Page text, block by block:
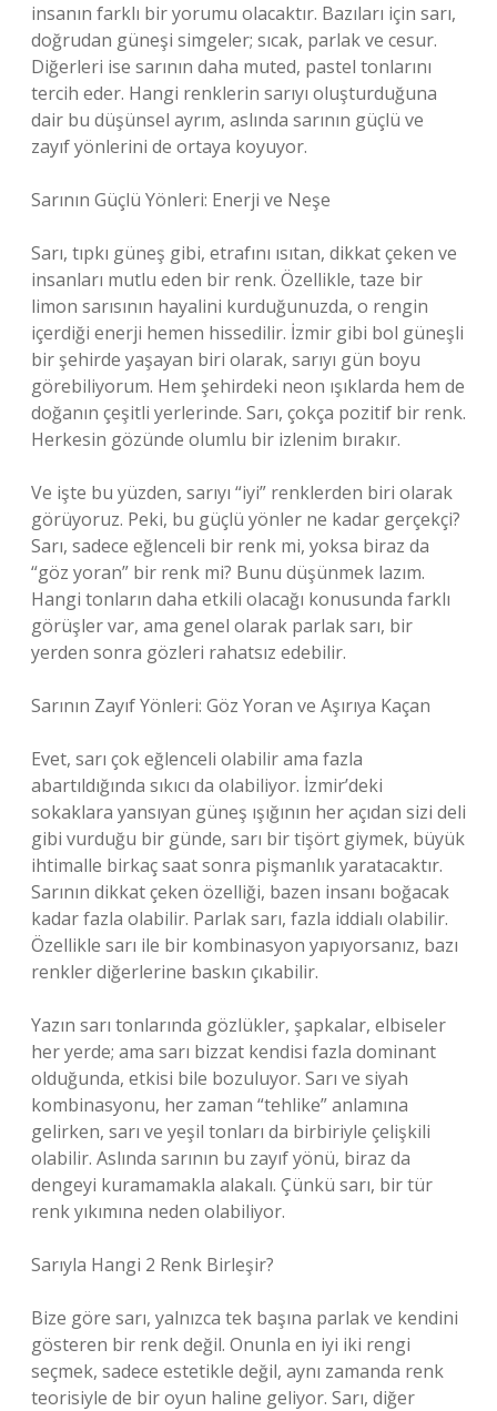
insanın farklı bir yorumu olacaktır. Bazıları için sarı,
doğrudan güneşi simgeler; sıcak, parlak ve cesur.
Diğerleri ise sarının daha muted, pastel tonlarını
tercih eder. Hangi renklerin sarıyı oluşturduğuna
dair bu düşünsel ayrım, aslında sarının güçlü ve
zayıf yönlerini de ortaya koyuyor.
Sarının Güçlü Yönleri: Enerji ve Neşe
Sarı, tıpkı güneş gibi, etrafını ısıtan, dikkat çeken ve
insanları mutlu eden bir renk. Özellikle, taze bir
limon sarısının hayalini kurduğunuzda, o rengin
içerdiği enerji hemen hissedilir. İzmir gibi bol güneşli
bir şehirde yaşayan biri olarak, sarıyı gün boyu
görebiliyorum. Hem şehirdeki neon ışıklarda hem de
doğanın çeşitli yerlerinde. Sarı, çokça pozitif bir renk.
Herkesin gözünde olumlu bir izlenim bırakır.
Ve işte bu yüzden, sarıyı “iyi” renklerden biri olarak
görüyoruz. Peki, bu güçlü yönler ne kadar gerçekçi?
Sarı, sadece eğlenceli bir renk mi, yoksa biraz da
“göz yoran” bir renk mi? Bunu düşünmek lazım.
Hangi tonların daha etkili olacağı konusunda farklı
görüşler var, ama genel olarak parlak sarı, bir
yerden sonra gözleri rahatsız edebilir.
Sarının Zayıf Yönleri: Göz Yoran ve Aşırıya Kaçan
Evet, sarı çok eğlenceli olabilir ama fazla
abartıldığında sıkıcı da olabiliyor. İzmir’deki
sokaklara yansıyan güneş ışığının her açıdan sizi deli
gibi vurduğu bir günde, sarı bir tişört giymek, büyük
ihtimalle birkaç saat sonra pişmanlık yaratacaktır.
Sarının dikkat çeken özelliği, bazen insanı boğacak
kadar fazla olabilir. Parlak sarı, fazla iddialı olabilir.
Özellikle sarı ile bir kombinasyon yapıyorsanız, bazı
renkler diğerlerine baskın çıkabilir.
Yazın sarı tonlarında gözlükler, şapkalar, elbiseler
her yerde; ama sarı bizzat kendisi fazla dominant
olduğunda, etkisi bile bozuluyor. Sarı ve siyah
kombinasyonu, her zaman “tehlike” anlamına
gelirken, sarı ve yeşil tonları da birbiriyle çelişkili
olabilir. Aslında sarının bu zayıf yönü, biraz da
dengeyi kuramamakla alakalı. Çünkü sarı, bir tür
renk yıkımına neden olabiliyor.
Sarıyla Hangi 2 Renk Birleşir?
Bize göre sarı, yalnızca tek başına parlak ve kendini
gösteren bir renk değil. Onunla en iyi iki rengi
seçmek, sadece estetikle değil, aynı zamanda renk
teorisiyle de bir oyun haline geliyor. Sarı, diğer